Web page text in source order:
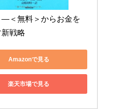
―＜無料＞からお金を
戦略
Amazonで見る
楽天市場で見る